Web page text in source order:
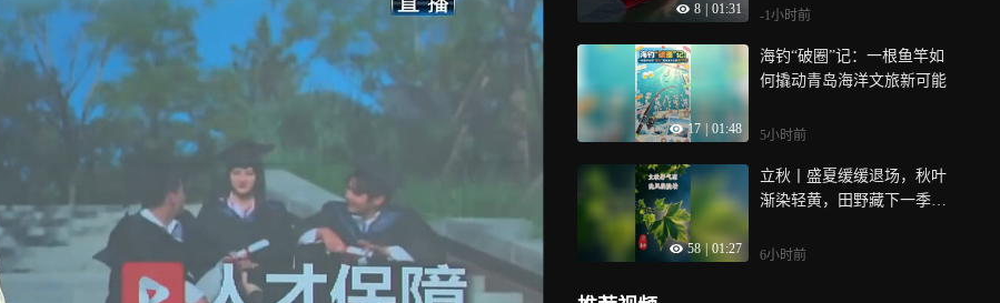
8 01:31 -1小时前
17 01:48
海钓“破圈”记：一根鱼竿如
何撬动青岛海洋文旅新可能
5小时前
58 | 01:27
立秋丨盛夏缓缓退场，秋叶
渐染轻黄，田野藏下一季收
节更替独有的清朗气韵
6小时前